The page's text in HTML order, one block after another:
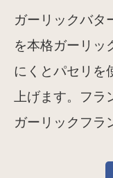
ガーリックバタ
を本格ガーリッ
にくとパセリを
上げます。フラ
ガーリックフラ